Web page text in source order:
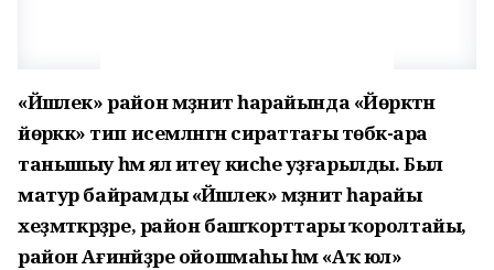
«Йәшлек» район мәҙәниәт һарайында «Йөрәктән
йөрәккә» тип исемләнгән сираттағы төбәк-ара
танышыу һәм ял итеү кисәһе уҙғарылды. Был
матур байрамды «Йәшлек» мәҙәниәт һарайы
хеҙмәткәрҙәре, район башҡорттары ҡоролтайы,
район Ағинәйҙәре ойошмаһы һәм «Аҡ юл»